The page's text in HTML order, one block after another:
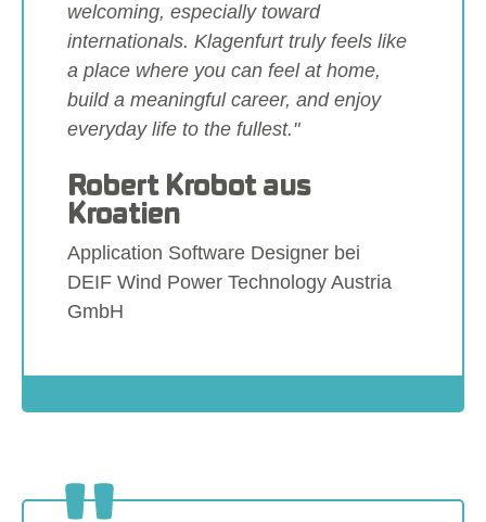
welcoming, especially toward
internationals. Klagenfurt truly feels like
a place where you can feel at home,
build a meaningful career, and enjoy
everyday life to the fullest."
Robert Krobot aus
Kroatien
Application Software Designer bei
DEIF Wind Power Technology Austria
GmbH